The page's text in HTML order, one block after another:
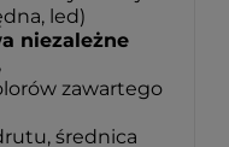
led)
niezależne
zawartego
średnica